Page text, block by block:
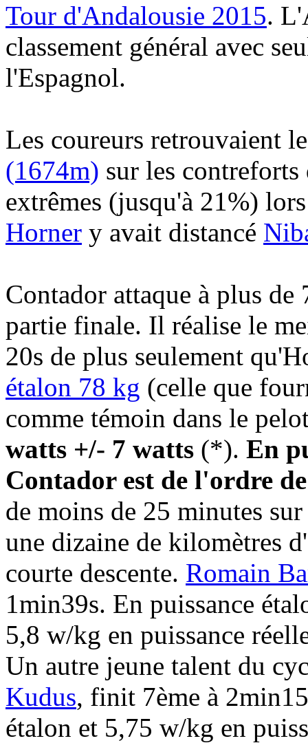
Tour d'Andalousie 2015.
classement général avec
l'Espagnol.
Les coureurs retrouvaient
(1674m) sur les contreforts
extrêmes (jusqu'à 21%)
Horner y avait distancé
Contador attaque à plus
partie finale. Il réalise le
20s de plus seulement
étalon 78 kg (celle que
comme témoin dans le
watts +/- 7 watts (*). En
Contador est de l'ordre
de moins de 25 minutes
une dizaine de kilomètres
courte descente. Romain
1min39s. En puissance
5,8 w/kg en puissance
Un autre jeune talent du
Kudus, finit 7ème à
étalon et 5,75 w/kg en